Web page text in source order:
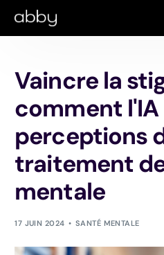
Vaincre la
comment
perceptions
traitement
mentale
17 JUIN 2024 SANTÉ MENTALE